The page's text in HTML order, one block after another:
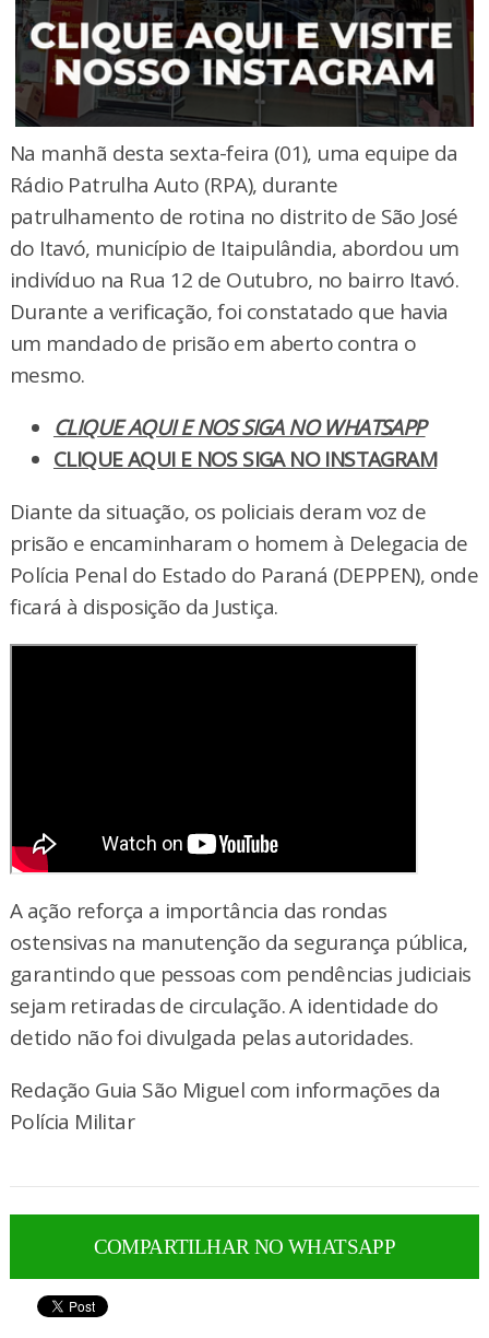
Na manhã desta sexta-feira (01), uma equipe da
Rádio Patrulha Auto (RPA), durante
patrulhamento de rotina no distrito de São José
do Itavó, município de Itaipulândia, abordou um
indivíduo na Rua 12 de Outubro, no bairro Itavó.
Durante a verificação, foi constatado que havia
um mandado de prisão em aberto contra o
mesmo.
CLIQUE AQUI E NOS SIGA NO WHATSAPP
CLIQUE AQUI E NOS SIGA NO INSTAGRAM
Diante da situação, os policiais deram voz de
prisão e encaminharam o homem à Delegacia de
Polícia Penal do Estado do Paraná (DEPPEN), onde
ficará à disposição da Justiça.
A ação reforça a importância das rondas
ostensivas na manutenção da segurança pública,
garantindo que pessoas com pendências judiciais
sejam retiradas de circulação. A identidade do
detido não foi divulgada pelas autoridades.
Redação Guia São Miguel com informações da
Polícia Militar
COMPARTILHAR NO WHATSAPP